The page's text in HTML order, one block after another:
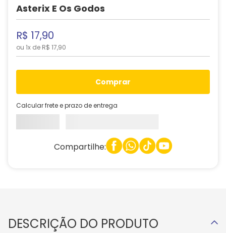
Asterix E Os Godos
R$ 17,90
ou 1x de R$ 17,90
comprar
Calcular frete e prazo de entrega
Compartilhe:
DESCRIÇÃO DO PRODUTO